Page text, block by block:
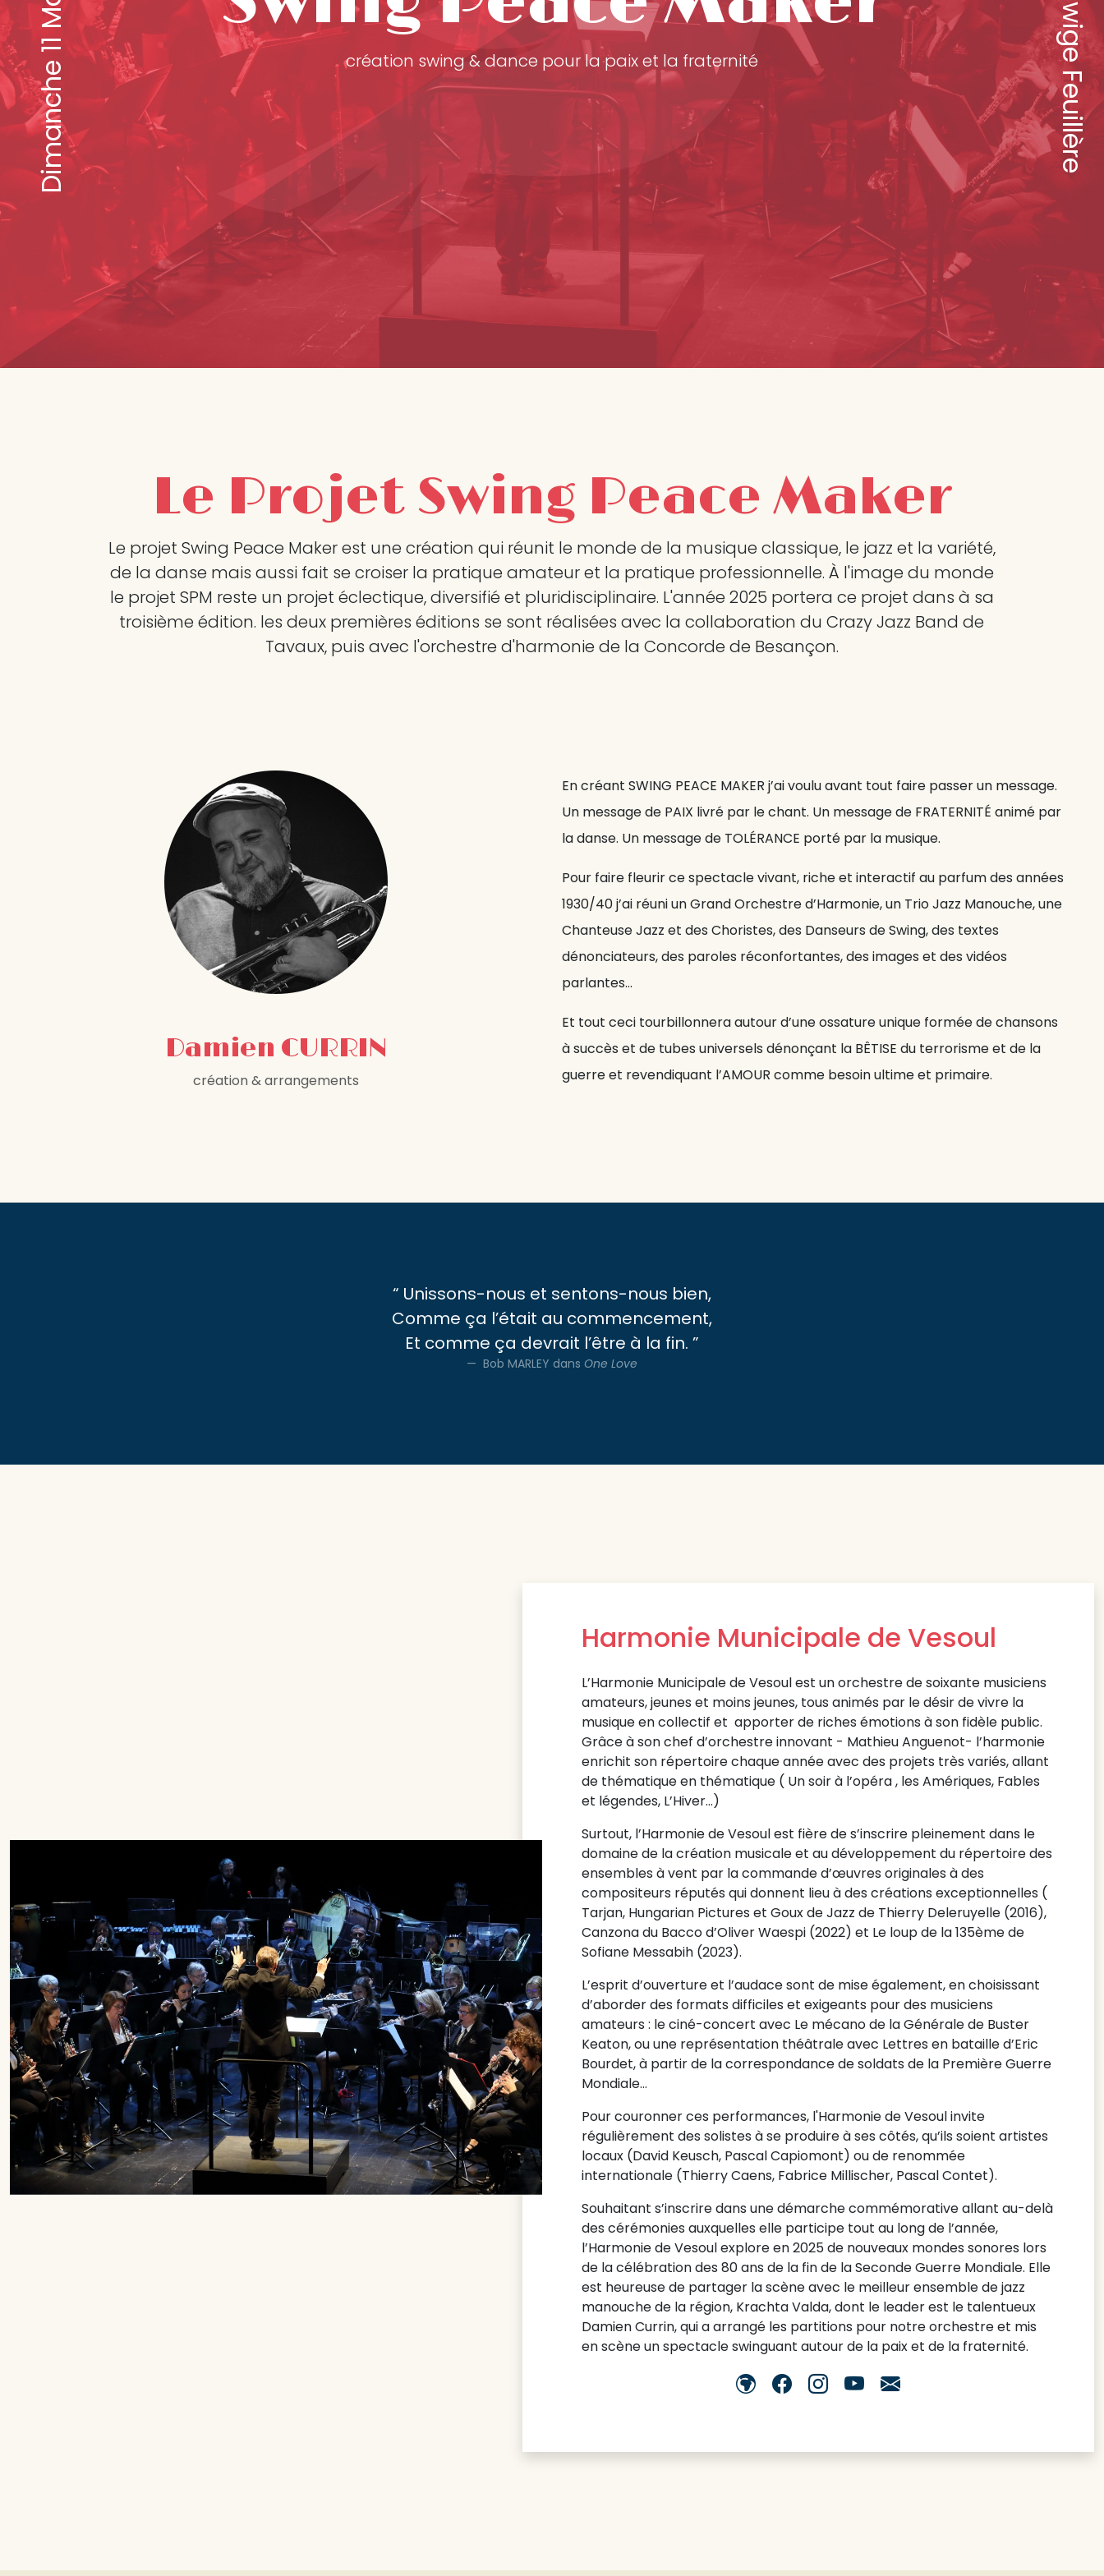
création swing & dance pour la paix et la fraternité
Le Projet Swing Peace Maker
Le projet Swing Peace Maker est une création qui réunit le monde de la musique classique, le jazz et la variété,
de la danse mais aussi fait se croiser la pratique amateur et la pratique professionnelle. À l'image du monde
le projet SPM reste un projet éclectique, diversifié et pluridisciplinaire. L'année 2025 portera ce projet dans à sa
troisième édition. les deux premières éditions se sont réalisées avec la collaboration du Crazy Jazz Band de
Tavaux, puis avec l'orchestre d'harmonie de la Concorde de Besançon.
Damien CURRIN
création & arrangements
En créant SWING PEACE MAKER j’ai voulu avant tout faire passer un message.
Un message de PAIX livré par le chant. Un message de FRATERNITÉ animé par
la danse. Un message de TOLÉRANCE porté par la musique.
Pour faire fleurir ce spectacle vivant, riche et interactif au parfum des années
1930/40 j’ai réuni un Grand Orchestre d’Harmonie, un Trio Jazz Manouche, une
Chanteuse Jazz et des Choristes, des Danseurs de Swing, des textes
dénonciateurs, des paroles réconfortantes, des images et des vidéos
parlantes…
Et tout ceci tourbillonnera autour d’une ossature unique formée de chansons
à succès et de tubes universels dénonçant la BÊTISE du terrorisme et de la
guerre et revendiquant l’AMOUR comme besoin ultime et primaire.
“ Unissons-nous et sentons-nous bien,
Comme ça l’était au commencement,
Et comme ça devrait l’être à la fin. ”
Bob MARLEY dans One Love
Harmonie Municipale de Vesoul
L’Harmonie Municipale de Vesoul est un orchestre de soixante musiciens
amateurs, jeunes et moins jeunes, tous animés par le désir de vivre la
musique en collectif et apporter de riches émotions à son fidèle public.
Grâce à son chef d’orchestre innovant - Mathieu Anguenot- l’harmonie
enrichit son répertoire chaque année avec des projets très variés, allant
de thématique en thématique ( Un soir à l’opéra , les Amériques, Fables
et légendes, L’Hiver…)
Surtout, l’Harmonie de Vesoul est fière de s’inscrire pleinement dans le
domaine de la création musicale et au développement du répertoire des
ensembles à vent par la commande d’œuvres originales à des
compositeurs réputés qui donnent lieu à des créations exceptionnelles (
Tarjan, Hungarian Pictures et Goux de Jazz de Thierry Deleruyelle (2016),
Canzona du Bacco d’Oliver Waespi (2022) et Le loup de la 135ème de
Sofiane Messabih (2023).
L’esprit d’ouverture et l’audace sont de mise également, en choisissant
d’aborder des formats difficiles et exigeants pour des musiciens
amateurs : le ciné-concert avec Le mécano de la Générale de Buster
Keaton, ou une représentation théâtrale avec Lettres en bataille d’Eric
Bourdet, à partir de la correspondance de soldats de la Première Guerre
Mondiale…
Pour couronner ces performances, l'Harmonie de Vesoul invite
régulièrement des solistes à se produire à ses côtés, qu’ils soient artistes
locaux (David Keusch, Pascal Capiomont) ou de renommée
internationale (Thierry Caens, Fabrice Millischer, Pascal Contet).
Souhaitant s’inscrire dans une démarche commémorative allant au-delà
des cérémonies auxquelles elle participe tout au long de l’année,
l’Harmonie de Vesoul explore en 2025 de nouveaux mondes sonores lors
de la célébration des 80 ans de la fin de la Seconde Guerre Mondiale. Elle
est heureuse de partager la scène avec le meilleur ensemble de jazz
manouche de la région, Krachta Valda, dont le leader est le talentueux
Damien Currin, qui a arrangé les partitions pour notre orchestre et mis
en scène un spectacle swinguant autour de la paix et de la fraternité.